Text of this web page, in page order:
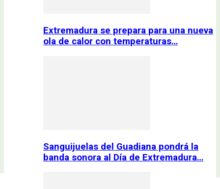
Extremadura se prepara para una nueva
ola de calor con temperaturas…
Sanguijuelas del Guadiana pondrá la
banda sonora al Día de Extremadura…